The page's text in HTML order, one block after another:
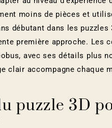
moins de pièces et
débutant dans les
première approche. Les
avec ses détails plus
clair accompagne
puzzle 3D